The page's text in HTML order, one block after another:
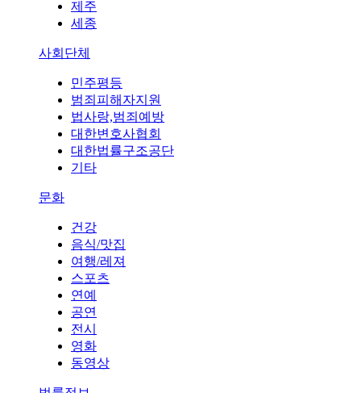
제주
세종
사회단체
민주평등
범죄피해자지원
법사랑,범죄예방
대한변호사협회
대한법률구조공단
기타
문화
건강
음식/맛집
여행/레져
스포츠
연예
공연
전시
영화
동영상